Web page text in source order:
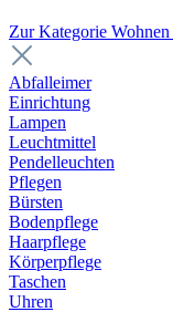
Zur Kategorie Wohnen
Abfalleimer
Einrichtung
Lampen
Leuchtmittel
Pendelleuchten
Pflegen
Bürsten
Bodenpflege
Haarpflege
Körperpflege
Taschen
Uhren